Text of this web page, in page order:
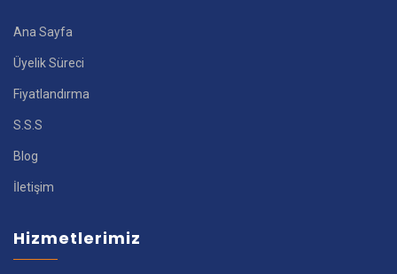
Ana Sayfa
Üyelik Süreci
Fiyatlandırma
S.S.S
Blog
İletişim
Hizmetlerimiz